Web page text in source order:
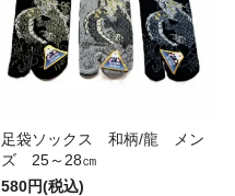
足袋ソックス 和柄/龍 メン
ズ 25～28㎝
580円(税込)